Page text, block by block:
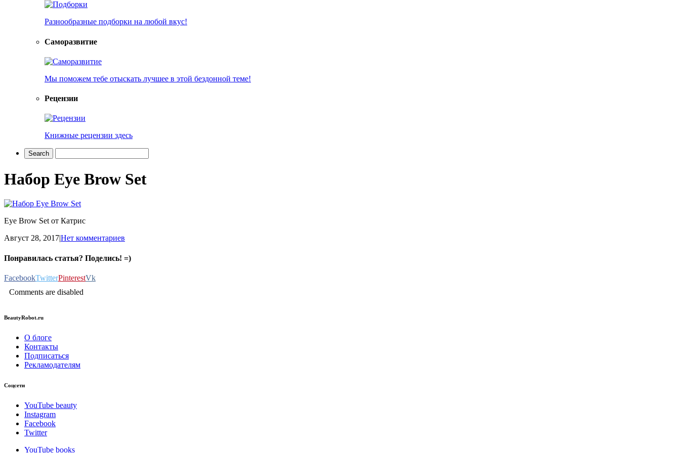
Разнообразные подборки на любой вкус!
Саморазвитие
Мы поможем тебе отыскать лучшее в этой бездонной теме!
Рецензии
Книжные рецензии здесь
Набор Eye Brow Set
Eye Brow Set от Катрис
Август 28, 2017|Нет комментариев
Понравилась статья? Поделись! =)
FacebookTwitterPinterestVk
Comments are disabled
BeautyRobot.ru
О блоге
Контакты
Подписаться
Рекламодателям
Соцсети
YouTube beauty
Instagram
Facebook
Twitter
YouTube books